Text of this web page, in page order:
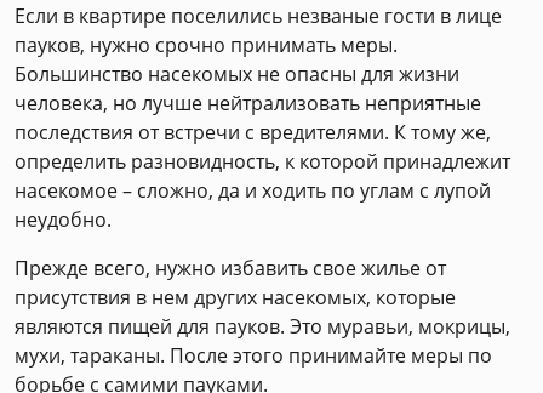
Если в квартире поселились незваные гости в лице
пауков, нужно срочно принимать меры.
Большинство насекомых не опасны для жизни
человека, но лучше нейтрализовать неприятные
последствия от встречи с вредителями. К тому же,
определить разновидность, к которой принадлежит
насекомое – сложно, да и ходить по углам с лупой
неудобно.
Прежде всего, нужно избавить свое жилье от
присутствия в нем других насекомых, которые
являются пищей для пауков. Это муравьи, мокрицы,
мухи, тараканы. После этого принимайте меры по
борьбе с самими пауками.